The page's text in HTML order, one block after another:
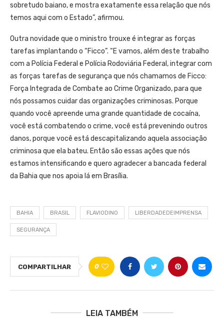
sobretudo baiano, e mostra exatamente essa relação que nós
temos aqui com o Estado”, afirmou.
Outra novidade que o ministro trouxe é integrar as forças
tarefas implantando o “Ficco”. “E vamos, além deste trabalho
com a Polícia Federal e Polícia Rodoviária Federal, integrar com
as forças tarefas de segurança que nós chamamos de Ficco:
Força Integrada de Combate ao Crime Organizado, para que
nós possamos cuidar das organizações criminosas. Porque
quando você apreende uma grande quantidade de cocaína,
você está combatendo o crime, você está prevenindo outros
danos, porque você está descapitalizando aquela associação
criminosa que ela bateu. Então são essas ações que nós
estamos intensificando e quero agradecer a bancada federal
da Bahia que nos apoia lá em Brasília.
BAHIA BRASIL FLAVIODINO LIBERDADEDEIMPRENSA
SEGURANÇA
COMPARTILHAR 0
LEIA TAMBÉM